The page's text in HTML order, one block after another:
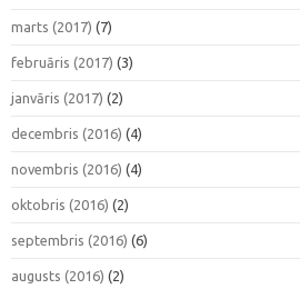
marts (2017) (7)
februāris (2017) (3)
janvāris (2017) (2)
decembris (2016) (4)
novembris (2016) (4)
oktobris (2016) (2)
septembris (2016) (6)
augusts (2016) (2)